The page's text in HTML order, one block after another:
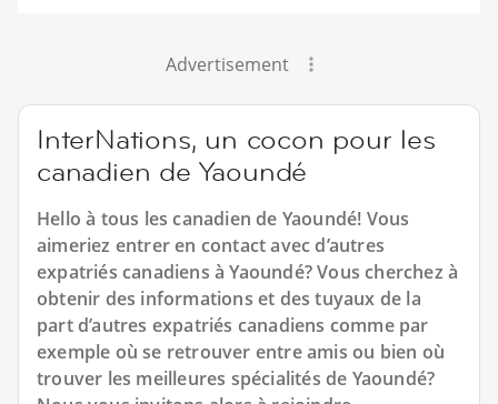
Advertisement
InterNations, un cocon pour les
canadien de Yaoundé
Hello à tous les canadien de Yaoundé! Vous
aimeriez entrer en contact avec d’autres
expatriés canadiens à Yaoundé? Vous cherchez à
obtenir des informations et des tuyaux de la
part d’autres expatriés canadiens comme par
exemple où se retrouver entre amis ou bien où
trouver les meilleures spécialités de Yaoundé?